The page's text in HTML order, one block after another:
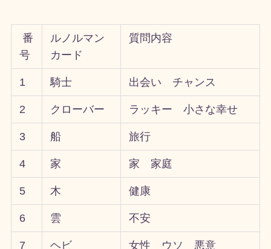
番
号
ルノルマン
カード
質問内容
1 騎士 出会い チャンス
2 クローバー ラッキー 小さな幸せ
3 船 旅行
4 家 家 家庭
5 木 健康
6 雲 不安
7 ヘビ 女性 ウソ 悪意